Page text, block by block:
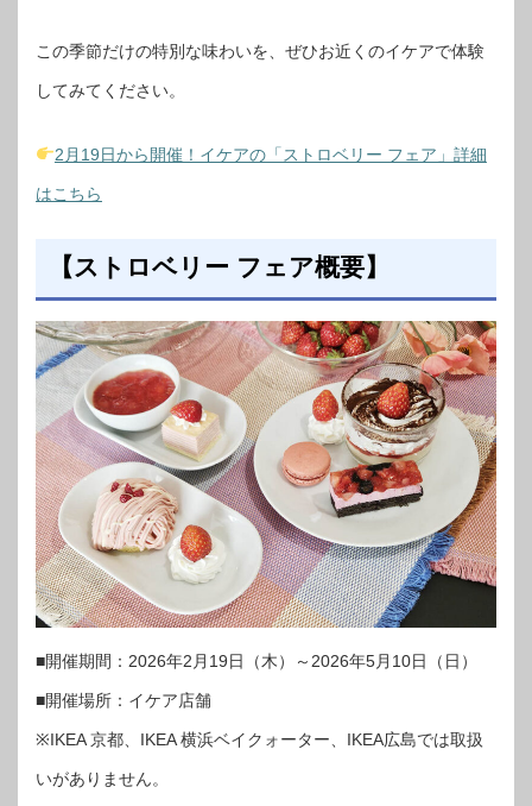
この季節だけの特別な味わいを、ぜひお近くのイケアで体験
してみてください。
2月19日から開催！イケアの「ストロベリー フェア」詳細
はこちら
【ストロベリー フェア概要】
■開催期間：2026年2月19日（木）～2026年5月10日（日）
■開催場所：イケア店舗
※IKEA 京都、IKEA 横浜ベイクォーター、IKEA広島では取扱
いがありません。